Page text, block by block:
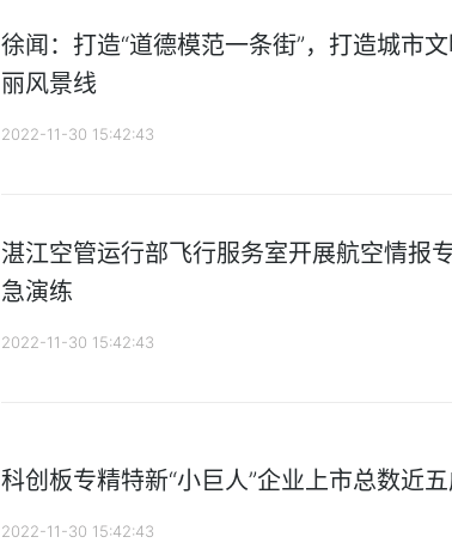
徐闻：打造“道德模范一条街”，打造城市
丽风景线
2022-11-30 15:42:43
湛江空管运行部飞行服务室开展航空情报
急演练
2022-11-30 15:42:43
科创板专精特新“小巨人”企业上市总数近
2022-11-30 15:42:43